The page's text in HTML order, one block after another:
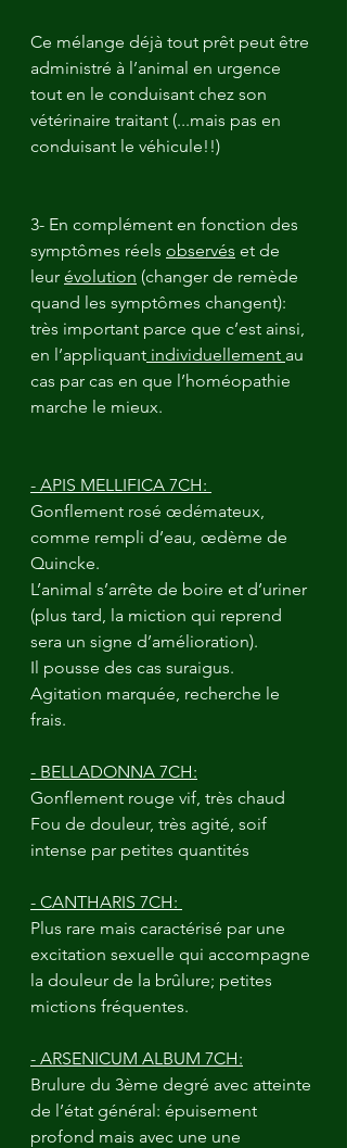
Ce mélange déjà tout prêt peut être
administré à l’animal en urgence
tout en le conduisant chez son
vétérinaire traitant (...mais pas en
conduisant le véhicule!!)
3- En complément en fonction des
symptômes réels observés et de
leur évolution (changer de remède
quand les symptômes changent):
très important parce que c’est ainsi,
en l’appliquant individuellement au
cas par cas en que l’homéopathie
marche le mieux.
- APIS MELLIFICA 7CH:
Gonflement rosé œdémateux,
comme rempli d’eau, œdème de
Quincke.
L’animal s’arrête de boire et d’uriner
(plus tard, la miction qui reprend
sera un signe d’amélioration).
Il pousse des cas suraigus.
Agitation marquée, recherche le
frais.
- BELLADONNA 7CH:
Gonflement rouge vif, très chaud
Fou de douleur, très agité, soif
intense par petites quantités
- CANTHARIS 7CH:
Plus rare mais caractérisé par une
excitation sexuelle qui accompagne
la douleur de la brûlure; petites
mictions fréquentes.
- ARSENICUM ALBUM 7CH:
Brulure du 3ème degré avec atteinte
de l’état général: épuisement
profond mais avec une une